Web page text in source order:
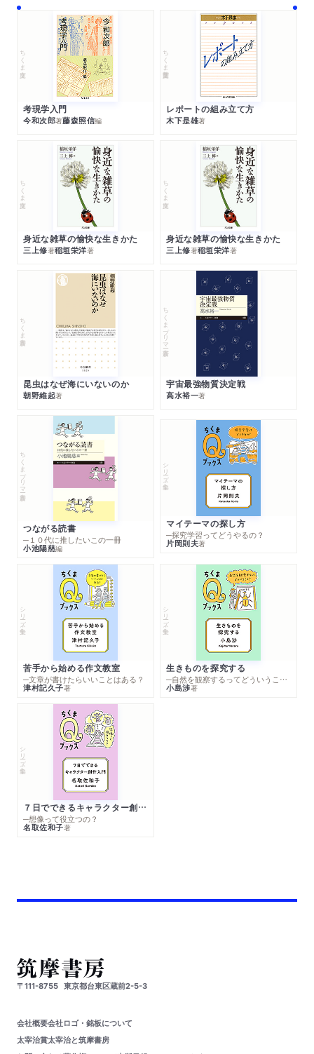
ちくま文庫
考現学入門
今和次郎著藤森照信編
ちくま学芸文庫
レポートの組み立て方
木下是雄著
ちくま文庫
身近な雑草の愉快な生きかた
三上修著稲垣栄洋著
ちくま文庫
身近な雑草の愉快な生きかた
三上修著稲垣栄洋著
ちくま新書
昆虫はなぜ海にいないのか
朝野維起著
ちくまプリマー新書
宇宙最強物質決定戦
高水裕一著
ちくまプリマー新書
つながる読書
─１０代に推したいこの一冊
小池陽慈編
シリーズ・全集
マイテーマの探し方
─探究学習ってどうやるの？
片岡則夫著
シリーズ・全集
苦手から始める作文教室
─文章が書けたらいいことはある？
津村記久子著
シリーズ・全集
生きものを探究する
─自然を観察するってどういうこと？
小島渉著
シリーズ・全集
７日でできるキャラクター創作入門
─想像って役立つの？
名取佐和子著
〒111-8755 東京都台東区蔵前2-5-3
会社概要会社ロゴ・銘板について
太宰治賞太宰治と筑摩書房